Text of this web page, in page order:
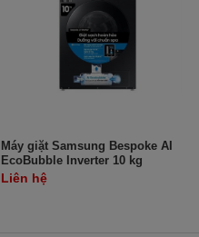
Máy giặt Samsung Bespoke AI
EcoBubble Inverter 10 kg
WW10DB7U34GBSV
Liên hệ